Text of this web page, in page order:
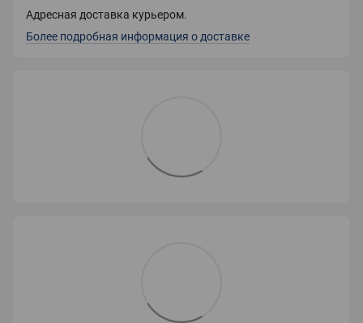
Адресная доставка курьером.
Более подробная информация о доставке